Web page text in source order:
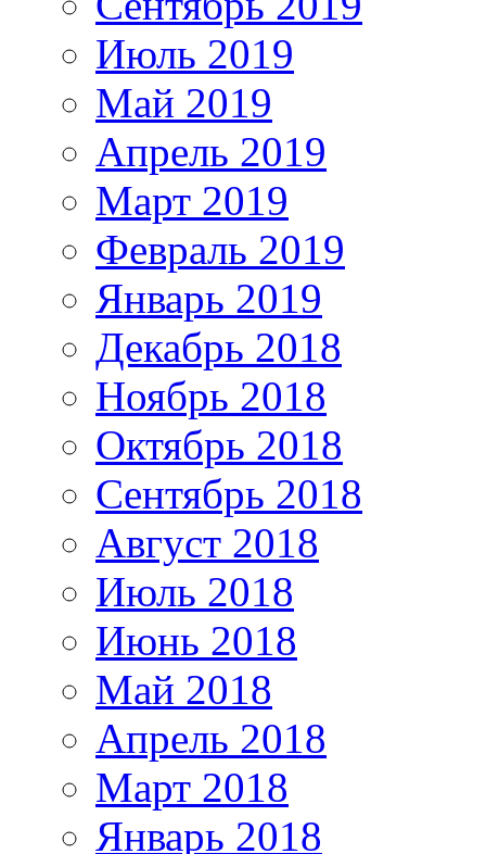
Июль 2019
Май 2019
Апрель 2019
Март 2019
Февраль 2019
Январь 2019
Декабрь 2018
Ноябрь 2018
Октябрь 2018
Сентябрь 2018
Август 2018
Июль 2018
Июнь 2018
Май 2018
Апрель 2018
Март 2018
Январь 2018